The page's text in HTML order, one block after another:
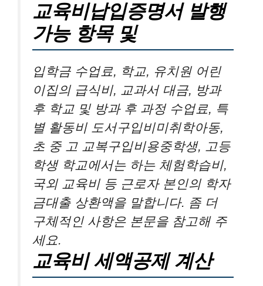
교육비납입증명서 발행
가능 항목 및
입학금 수업료, 학교, 유치원 어린
이집의 급식비, 교과서 대금, 방과
후 학교 및 방과 후 과정 수업료, 특
별 활동비 도서구입비미취학아동,
초 중 고 교복구입비용중학생, 고등
학생 학교에서는 하는 체험학습비,
국외 교육비 등 근로자 본인의 학자
금대출 상환액을 말합니다. 좀 더
구체적인 사항은 본문을 참고해 주
세요.
교육비 세액공제 계산